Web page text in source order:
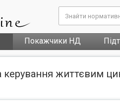
Покажчики НД
життєвим